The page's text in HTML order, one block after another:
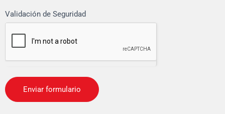
Validación de Seguridad